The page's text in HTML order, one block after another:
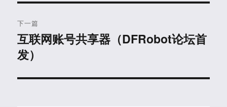
航
文
章：
下一篇
下
篇
章：
互联网账号共享器（DFRobot论坛首
发）